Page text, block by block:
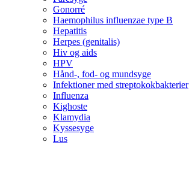
Gonorré
Haemophilus influenzae type B
Hepatitis
Herpes (genitalis)
Hiv og aids
HPV
Hånd-, fod- og mundsyge
Infektioner med streptokokbakterier
Influenza
Kighoste
Klamydia
Kyssesyge
Lus